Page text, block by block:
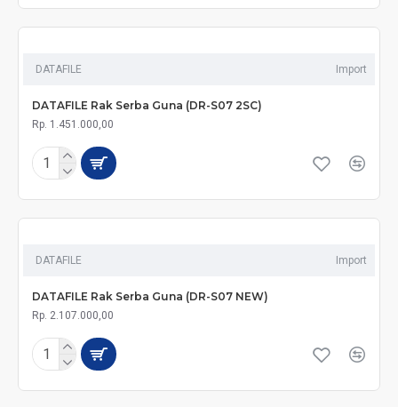
DATAFILE Import
DATAFILE Rak Serba Guna (DR-S07 2SC)
Rp. 1.451.000,00
DATAFILE Import
DATAFILE Rak Serba Guna (DR-S07 NEW)
Rp. 2.107.000,00